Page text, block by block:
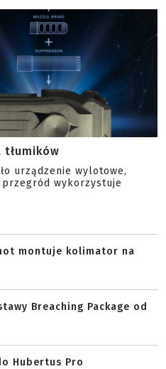
tłumików
urządzenie wylotowe,
wykorzystuje
montuje kolimator na
Breaching Package od
Hubertus Pro